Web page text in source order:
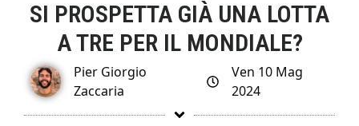
SI PROSPETTA GIÀ UNA LOTTA
A TRE PER IL MONDIALE?
Pier Giorgio
Zaccaria
Ven 10 Mag
2024